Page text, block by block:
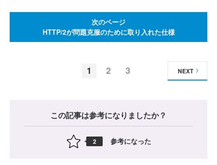
次のページ
HTTP/2が問題克服のために取り入れた仕様
1 2 3 NEXT
この記事は参考になりましたか？
2 参考になった